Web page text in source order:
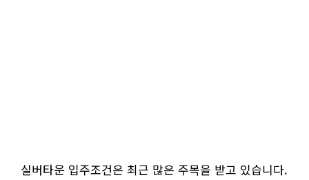
실버타운 입주조건은 최근 많은 주목을 받고 있습니다.